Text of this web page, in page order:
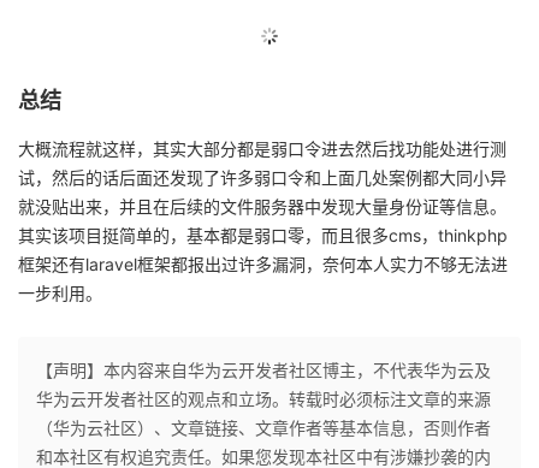
总结
大概流程就这样，其实大部分都是弱口令进去然后找功能处进行测
试，然后的话后面还发现了许多弱口令和上面几处案例都大同小异
就没贴出来，并且在后续的文件服务器中发现大量身份证等信息。
其实该项目挺简单的，基本都是弱口零，而且很多cms，thinkphp
框架还有laravel框架都报出过许多漏洞，奈何本人实力不够无法进
一步利用。
【声明】本内容来自华为云开发者社区博主，不代表华为云及
华为云开发者社区的观点和立场。转载时必须标注文章的来源
（华为云社区）、文章链接、文章作者等基本信息，否则作者
和本社区有权追究责任。如果您发现本社区中有涉嫌抄袭的内